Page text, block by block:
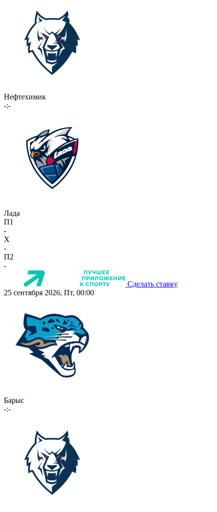
Нефтехимик
-:-
Лада
П1
-
X
-
П2
-
Сделать ставку
25 сентября 2026, Пт, 00:00
Барыс
-:-